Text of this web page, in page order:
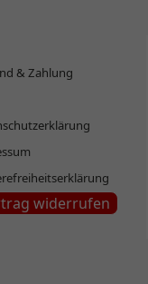
& Zahlung
widerrufen